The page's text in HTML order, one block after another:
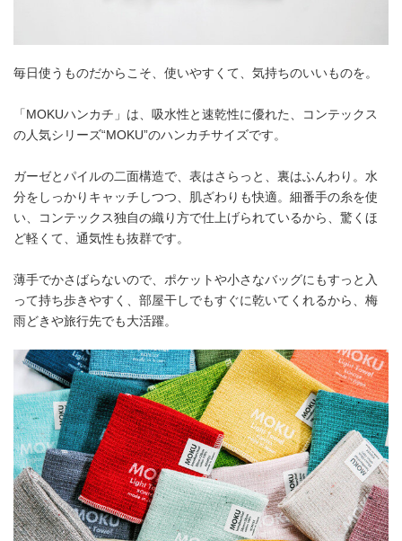
毎日使うものだからこそ、使いやすくて、気持ちのいいものを。
「MOKUハンカチ」は、吸水性と速乾性に優れた、コンテックス
の人気シリーズ“MOKU”のハンカチサイズです。
ガーゼとパイルの二面構造で、表はさらっと、裏はふんわり。水
分をしっかりキャッチしつつ、肌ざわりも快適。細番手の糸を使
い、コンテックス独自の織り方で仕上げられているから、驚くほ
ど軽くて、通気性も抜群です。
薄手でかさばらないので、ポケットや小さなバッグにもすっと入
って持ち歩きやすく、部屋干しでもすぐに乾いてくれるから、梅
雨どきや旅行先でも大活躍。